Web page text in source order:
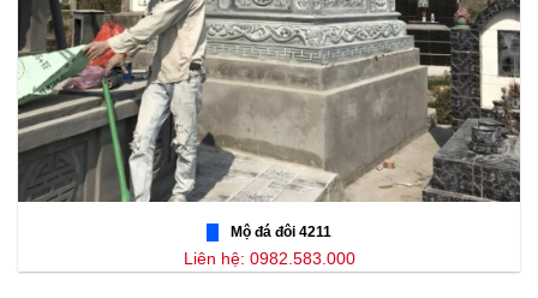
Mộ đá đôi 4211
Liên hệ: 0982.583.000